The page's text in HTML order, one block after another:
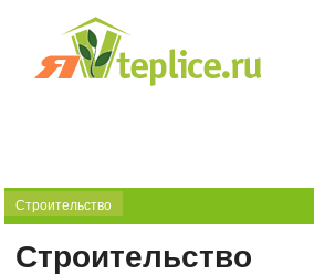
Строительство
Строительство